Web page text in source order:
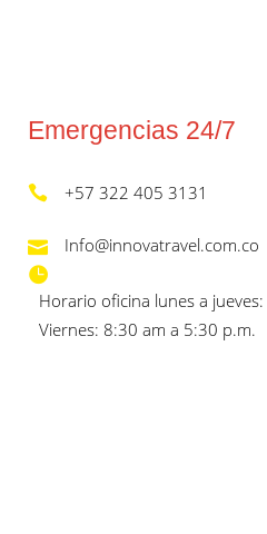
Emergencias 24/7
+57 322 405 3131
Info@innovatravel.com.co
Horario oficina lunes a
Viernes: 8:30 am a 5:30 p.m.